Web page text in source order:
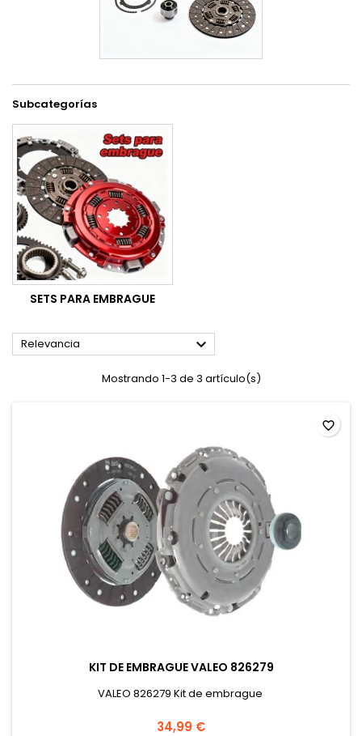
Subcategorías
SETS PARA EMBRAGUE
Relevancia 
Mostrando 1-3 de 3 artículo(s)
KIT DE EMBRAGUE VALEO 826279
VALEO 826279 Kit de embrague
34,99 €
favorite_border